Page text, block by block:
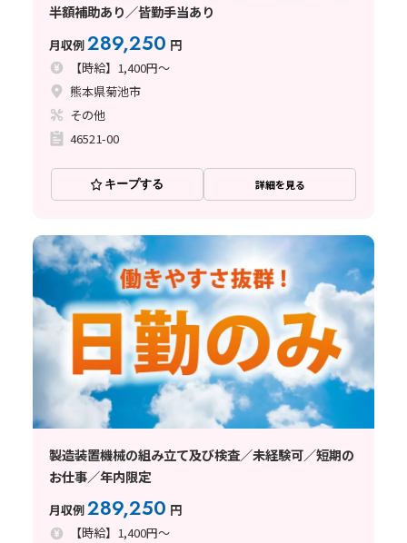
半額補助あり／皆勤手当あり
月収例289,250 円
【時給】1,400円～
熊本県菊池市
その他
46521-00
キープする 詳細を見る
製造装置機械の組み立て及び検査／未経験可／短期の
お仕事／年内限定
月収例289,250 円
【時給】1,400円～